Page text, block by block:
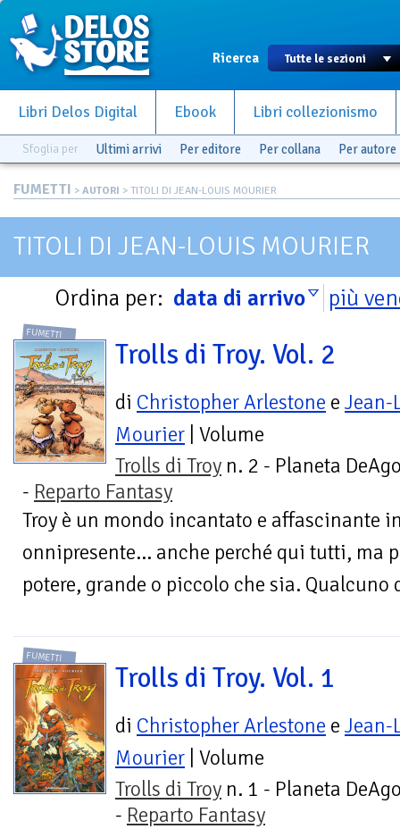
Ricerca
Libri Delos Digital Ebook Libri collezionismo
Sfoglia per Ultimi arrivi Per editore Per collana Per autore
FUMETTI > AUTORI > TITOLI DI JEAN-LOUIS MOURIER
TITOLI DI JEAN-LOUIS MOURIER
Ordina per: data di arrivo più
FUMETTI
Trolls di Troy. Vol. 2
di Christopher Arlestone e Jean-
Mourier | Volume
Trolls di Troy n. 2 - Planeta
- Reparto Fantasy
Troy è un mondo incantato e affascinante
onnipresente... anche perché qui tutti, ma
potere, grande o piccolo che sia.
FUMETTI
Trolls di Troy. Vol. 1
di Christopher Arlestone e Jean-
Mourier | Volume
Trolls di Troy n. 1 - Planeta
- Reparto Fantasy